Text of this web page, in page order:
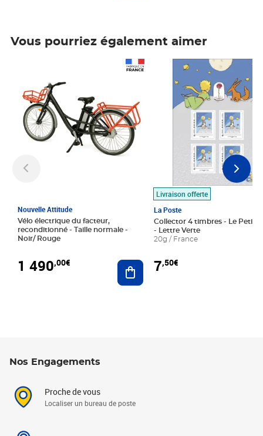
Vous pourriez également aimer
Nouvelle Attitude
Vélo électrique du facteur,
reconditionné - Taille normale -
Noir/ Rouge
1 490,00€ Ajouter au panier
Livraison offerte
La Poste
Collector 4 timbres - Le Petit
- Lettre Verte
20g / France
7,50€
Prix 7,50€
Nos Engagements
Proche de vous
Localiser un bureau de poste